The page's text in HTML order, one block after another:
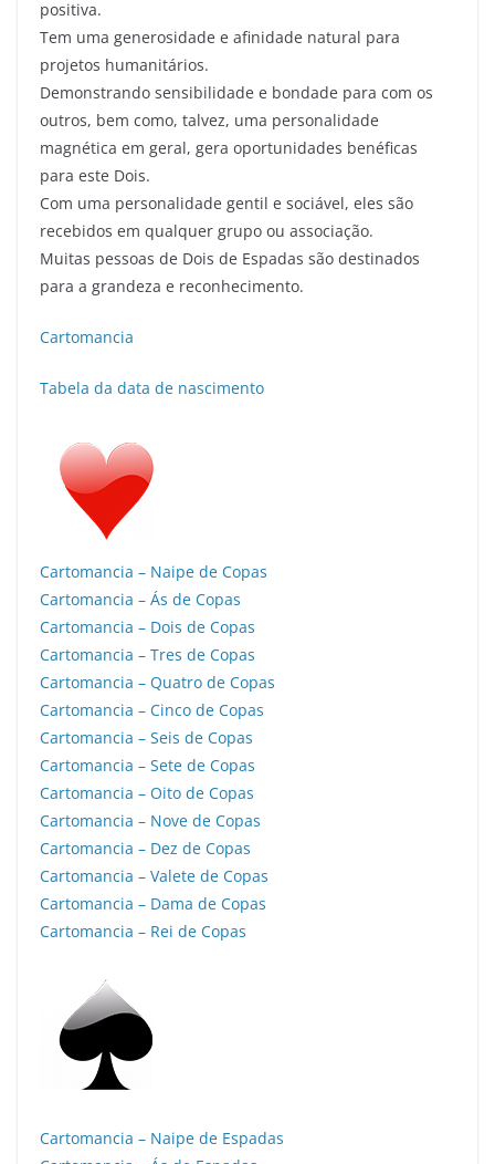
positiva.
Tem uma generosidade e afinidade natural para
projetos humanitários.
Demonstrando sensibilidade e bondade para com os
outros, bem como, talvez, uma personalidade
magnética em geral, gera oportunidades benéficas
para este Dois.
Com uma personalidade gentil e sociável, eles são
recebidos em qualquer grupo ou associação.
Muitas pessoas de Dois de Espadas são destinados
para a grandeza e reconhecimento.
Cartomancia
Tabela da data de nascimento
Cartomancia – Naipe de Copas
Cartomancia – Ás de Copas
Cartomancia – Dois de Copas
Cartomancia – Tres de Copas
Cartomancia – Quatro de Copas
Cartomancia – Cinco de Copas
Cartomancia – Seis de Copas
Cartomancia – Sete de Copas
Cartomancia – Oito de Copas
Cartomancia – Nove de Copas
Cartomancia – Dez de Copas
Cartomancia – Valete de Copas
Cartomancia – Dama de Copas
Cartomancia – Rei de Copas
Cartomancia – Naipe de Espadas